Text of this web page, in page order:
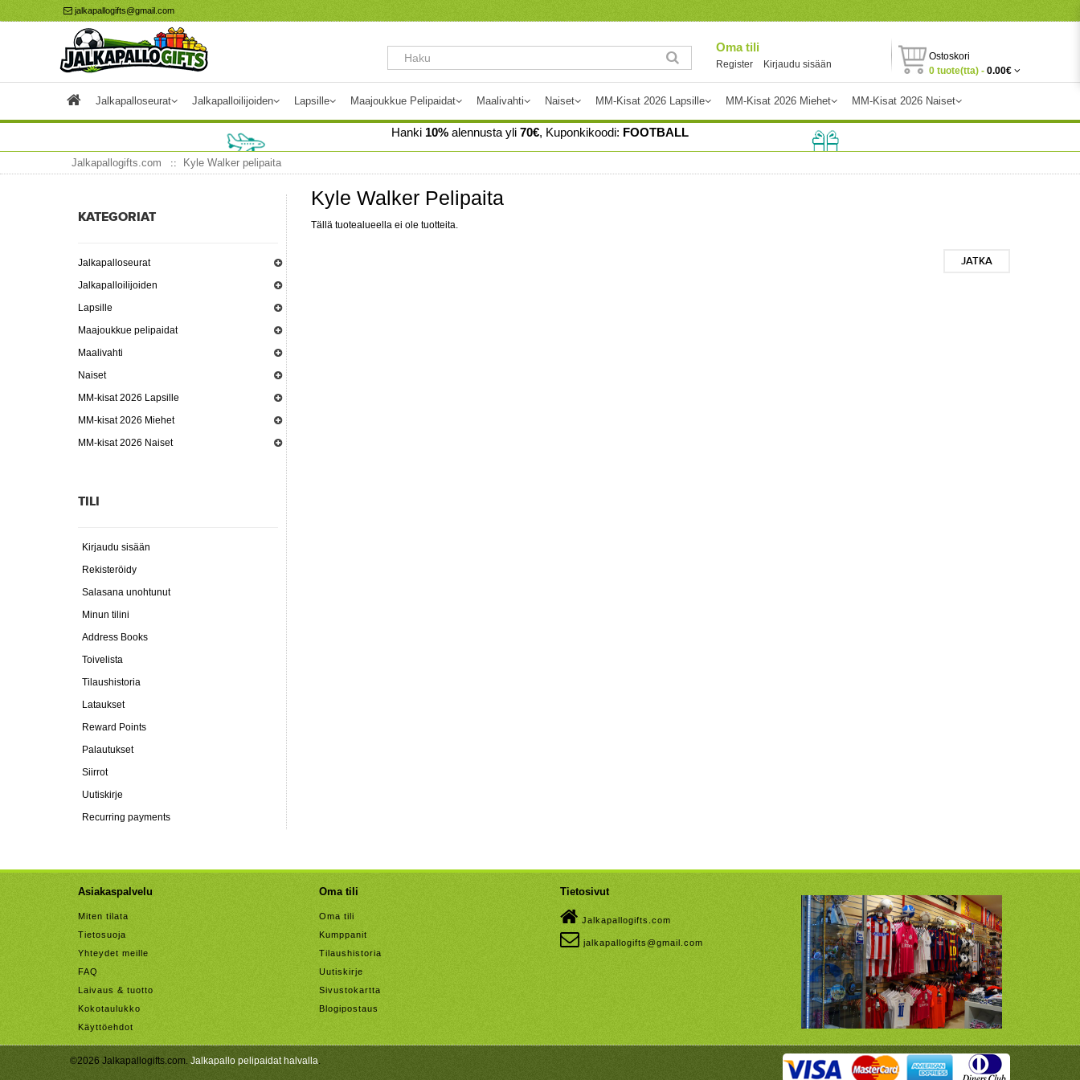
jalkapallogifts@gmail.com
Oma tili
Register Kirjaudu sisään
Ostoskori
0 tuote(tta) - 0.00€
Jalkapalloseurat Jalkapalloilijoiden Lapsille Maajoukkue Pelipaidat Maalivahti Naiset MM-Kisat 2026 Lapsille MM-Kisat 2026 Miehet MM-Kisat 2026 Naiset
Hanki 10% alennusta yli 70€, Kuponkikoodi: FOOTBALL
Jalkapallogifts.com Kyle Walker pelipaita
KATEGORIAT
Jalkapalloseurat
Jalkapalloilijoiden
Lapsille
Maajoukkue pelipaidat
Maalivahti
Naiset
MM-kisat 2026 Lapsille
MM-kisat 2026 Miehet
MM-kisat 2026 Naiset
TILI
Kirjaudu sisään
Rekisteröidy
Salasana unohtunut
Minun tilini
Address Books
Toivelista
Tilaushistoria
Lataukset
Reward Points
Palautukset
Siirrot
Uutiskirje
Recurring payments
Kyle Walker Pelipaita
Tällä tuotealueella ei ole tuotteita.
JATKA
Asiakaspalvelu
Miten tilata
Tietosuoja
Yhteydet meille
FAQ
Laivaus & tuotto
Kokotaulukko
Käyttöehdot
Oma tili
Oma tili
Kumppanit
Tilaushistoria
Uutiskirje
Sivustokartta
Blogipostaus
Tietosivut
Jalkapallogifts.com
jalkapallogifts@gmail.com
©2026 Jalkapallogifts.com. Jalkapallo pelipaidat halvalla.